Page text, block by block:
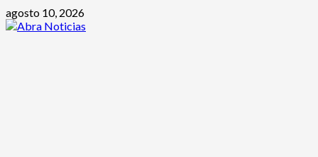
Saltar
al
agosto 10, 2026